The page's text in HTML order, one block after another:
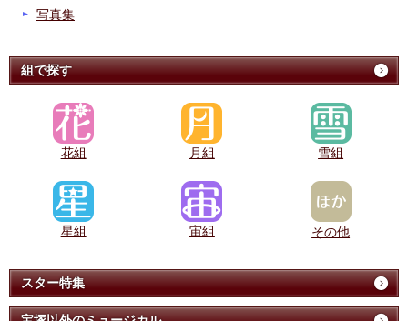
写真集
組で探す
花組 月組 雪組
星組 宙組 その他
スター特集